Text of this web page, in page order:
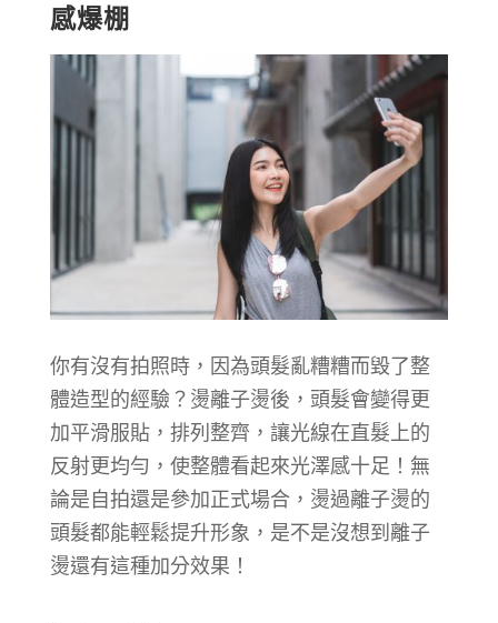
感爆棚
你有沒有拍照時，因為頭髮亂糟糟而毀了整
體造型的經驗？燙離子燙後，頭髮會變得更
加平滑服貼，排列整齊，讓光線在直髮上的
反射更均勻，使整體看起來光澤感十足！無
論是自拍還是參加正式場合，燙過離子燙的
頭髮都能輕鬆提升形象，是不是沒想到離子
燙還有這種加分效果！